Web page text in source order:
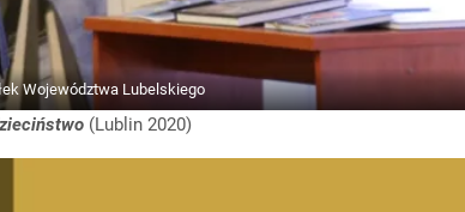
Województwa Lubelskiego
(Lublin 2020)